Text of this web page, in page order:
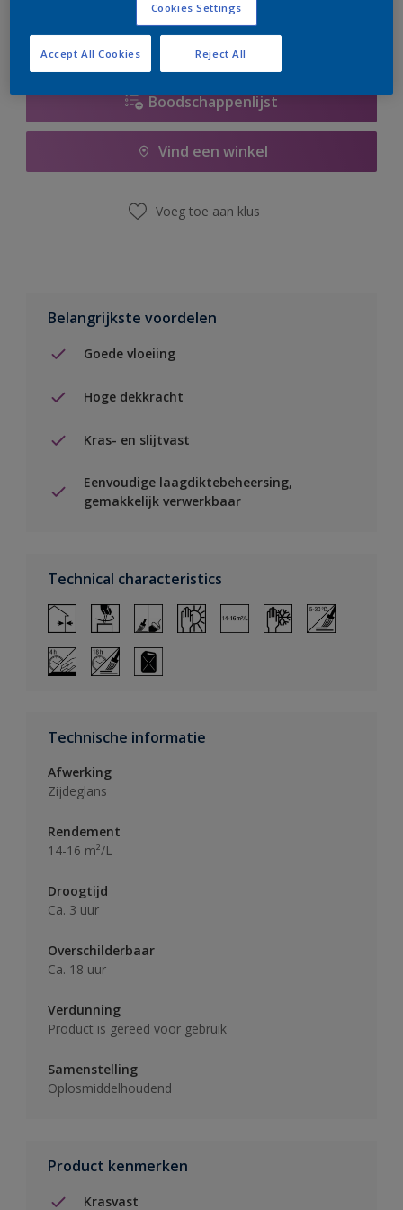
Boodschappenlijst
Vind een winkel
Voeg toe aan klus
Belangrijkste voordelen
Goede vloeiing
Hoge dekkracht
Kras- en slijtvast
Eenvoudige laagdiktebeheersing,
gemakkelijk verwerkbaar
Technical characteristics
Technische informatie
Afwerking
Zijdeglans
Rendement
14-16 m²/L
Droogtijd
Ca. 3 uur
Overschilderbaar
Ca. 18 uur
Verdunning
Product is gereed voor gebruik
Samenstelling
Oplosmiddelhoudend
Product kenmerken
Krasvast
Cookies Settings
Reject All
Accept All Cookies